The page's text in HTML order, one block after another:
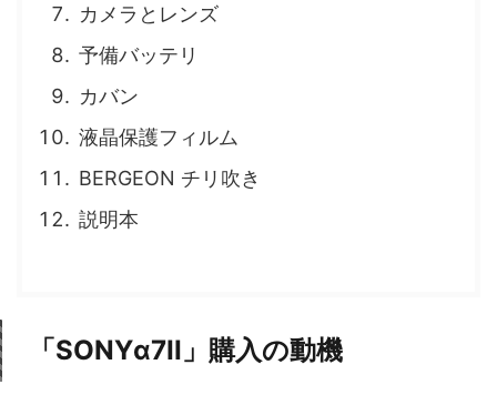
カメラとレンズ
予備バッテリ
カバン
液晶保護フィルム
BERGEON チリ吹き
説明本
「SONYα7II」購入の動機